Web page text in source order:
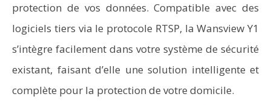
protection de vos données. Compatible avec des
logiciels tiers via le protocole RTSP, la Wansview Y1
s’intègre facilement dans votre système de sécurité
existant, faisant d’elle une solution intelligente et
complète pour la protection de votre domicile.